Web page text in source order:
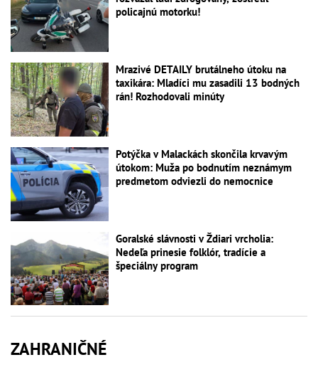
policajnú motorku!
Mrazivé DETAILY brutálneho útoku na
taxikára: Mladíci mu zasadili 13 bodných
rán! Rozhodovali minúty
Potýčka v Malackách skončila krvavým
útokom: Muža po bodnutím neznámym
predmetom odviezli do nemocnice
Goralské slávnosti v Ždiari vrcholia:
Nedeľa prinesie folklór, tradície a
špeciálny program
ZAHRANIČNÉ